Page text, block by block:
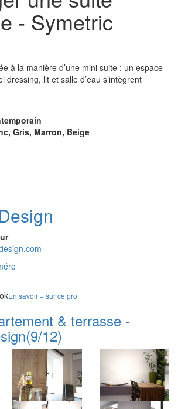
- Symetric
à la manière d’une mini suite : un espace
dressing, lit et salle d’eau s’intègrent
Gris, Marron, Beige
En savoir + sur ce pro
& terrasse -
(9/12)